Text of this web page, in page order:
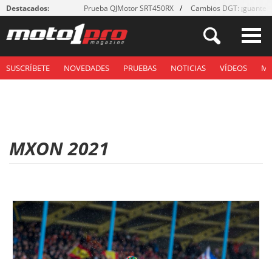
Destacados: Prueba QJMotor SRT450RX Cambios DGT: ¡guantes!
SUSCRÍBETE NOVEDADES PRUEBAS NOTICIAS VÍDEOS
MXON 2021